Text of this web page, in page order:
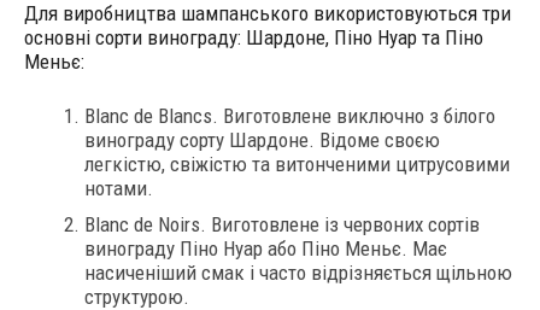
Для виробництва шампанського використовуються три
основні сорти винограду: Шардоне, Піно Нуар та Піно
Меньє:
Blanc de Blancs. Виготовлене виключно з білого
винограду сорту Шардоне. Відоме своєю
легкістю, свіжістю та витонченими цитрусовими
нотами.
Blanc de Noirs. Виготовлене із червоних сортів
винограду Піно Нуар або Піно Меньє. Має
насиченіший смак і часто відрізняється щільною
структурою.